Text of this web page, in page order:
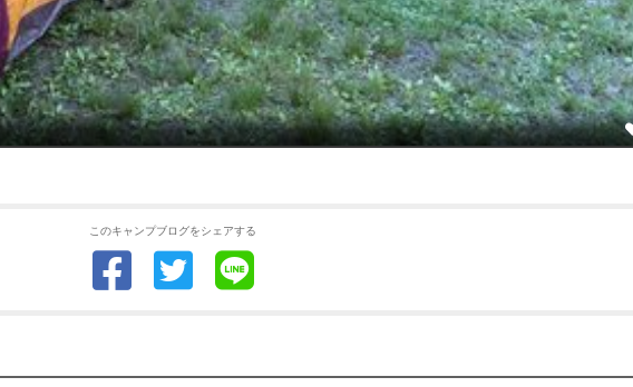
このキャンプブログをシェアする